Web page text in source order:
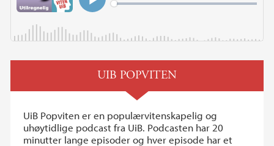
UIB POPVITEN
UiB Popviten er en populærvitenskapelig og
uhøytidlige podcast fra UiB. Podcasten har 20
minutter lange episoder og hver episode har et